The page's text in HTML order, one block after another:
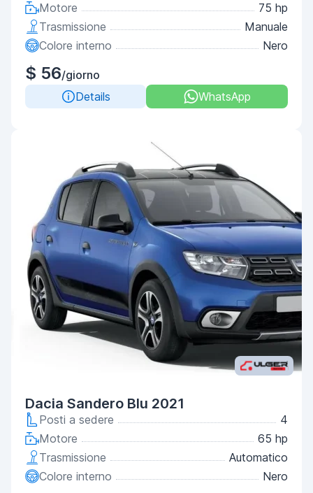
Motore
75 hp
Trasmissione
Manuale
Colore interno
Nero
$ 56/giorno
Details
WhatsApp
Dacia Sandero Blu 2021
Posti a sedere
4
Motore
65 hp
Trasmissione
Automatico
Colore interno
Nero